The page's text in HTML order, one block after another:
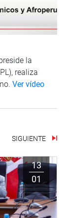
la
realiza
Ver vídeo
SIGUIENTE
13
01